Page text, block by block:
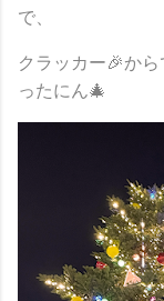
で、
クラッカー🎉か
ったにん🎄